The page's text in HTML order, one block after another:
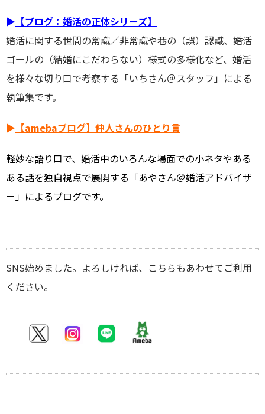
▶ 【ブログ：婚活の正体シリーズ】
婚活に関する世間の常識／非常識や巷の（誤）認識、婚活
ゴールの（結婚にこだわらない）様式の多様化など、婚活
を様々な切り口で考察する「いちさん＠スタッフ」による
執筆集です。
▶ 【amebaブログ】仲人さんのひとり言
軽妙な語り口で、婚活中のいろんな場面での小ネタやある
ある話を独自視点で展開する「あやさん＠婚活アドバイザ
ー」によるブログです。
SNS始めました。よろしければ、こちらもあわせてご利用
ください。